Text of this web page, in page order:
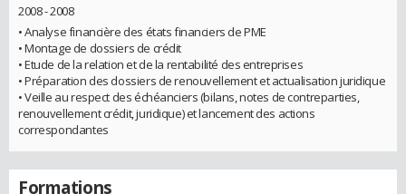
2008 - 2008
• Analyse financière des états financiers de PME
• Montage de dossiers de crédit
• Etude de la relation et de la rentabilité des entreprises
• Préparation des dossiers de renouvellement et actualisation juridique
• Veille au respect des échéanciers (bilans, notes de contreparties,
renouvellement crédit, juridique) et lancement des actions
correspondantes
Formations